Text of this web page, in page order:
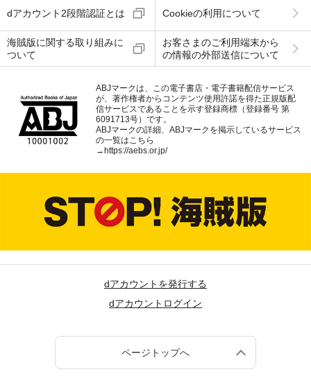
dアカウント2段階認証とは Cookieの利用について
海賊版に関する取り組みに
ついて
お客さまのご利用端末から
の情報の外部送信について
ABJマークは、この電子書店・電子書籍配信サービス
が、著作権者からコンテンツ使用許諾を得た正規版配
信サービスであることを示す登録商標（登録番号 第
6091713号）です。
ABJマークの詳細、ABJマークを掲示しているサービス
の一覧はこちら
→ https://aebs.or.jp/
dアカウントを発行する
dアカウントログイン
ページトップへ